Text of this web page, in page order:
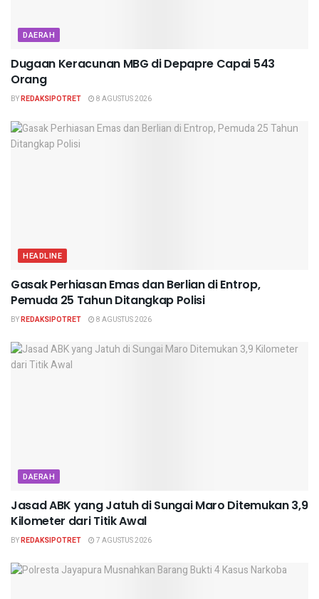
DAERAH
Dugaan Keracunan MBG di Depapre Capai 543
Orang
BYREDAKSIPOTRET 8 AGUSTUS 2026
HEADLINE
Gasak Perhiasan Emas dan Berlian di Entrop,
Pemuda 25 Tahun Ditangkap Polisi
BYREDAKSIPOTRET 8 AGUSTUS 2026
DAERAH
Jasad ABK yang Jatuh di Sungai Maro Ditemukan 3,9
Kilometer dari Titik Awal
BYREDAKSIPOTRET 7 AGUSTUS 2026